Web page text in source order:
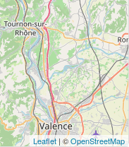
Leaflet | ©OpenStreetMap